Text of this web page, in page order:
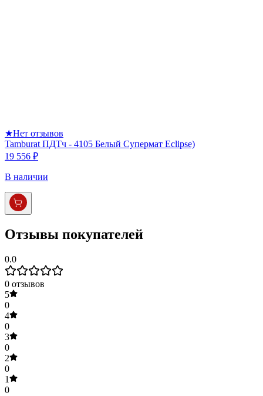
★Нет отзывов
Tamburat ПДТч - 4105 Белый Супермат Eclipse)
19 556 ₽
В наличии
Отзывы покупателей
0.0
0 отзывов
5
0
4
0
3
0
2
0
1
0